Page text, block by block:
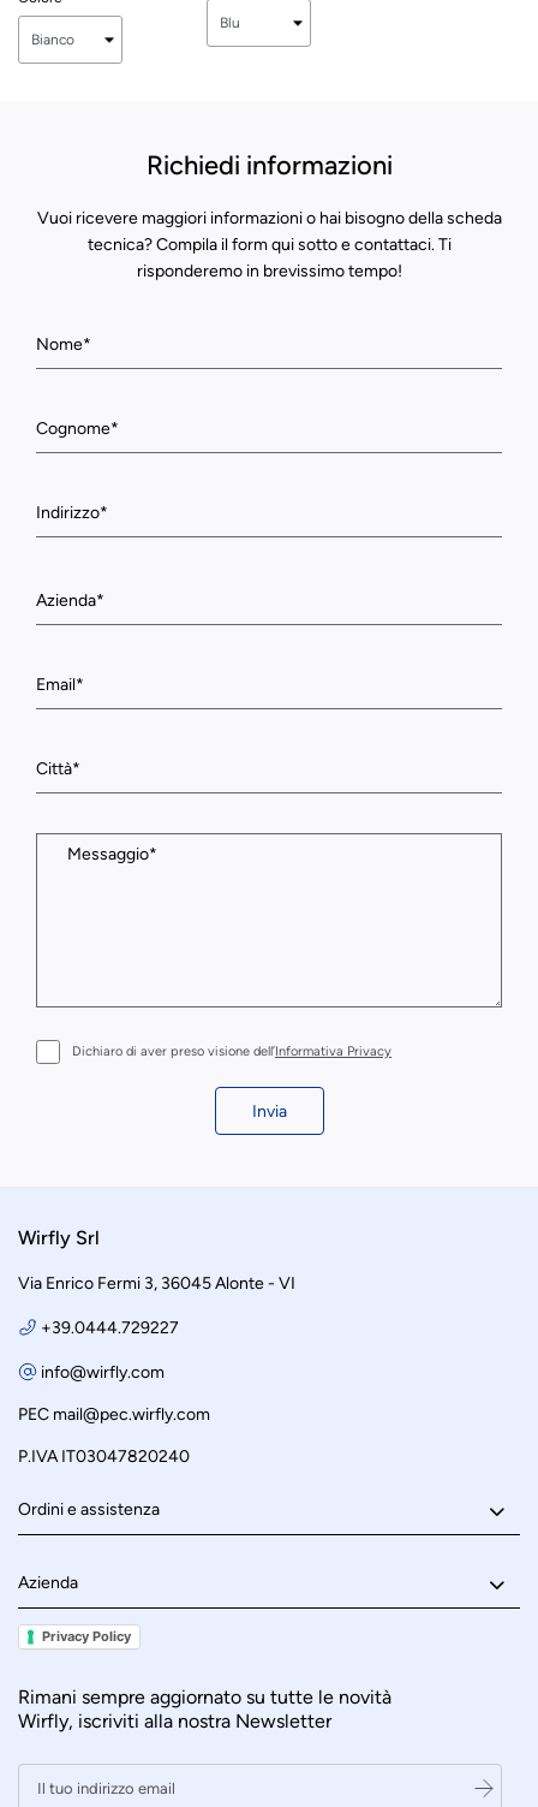
Richiedi informazioni
Vuoi ricevere maggiori informazioni o hai bisogno della scheda
tecnica? Compila il form qui sotto e contattaci. Ti
risponderemo in brevissimo tempo!
Dichiaro di aver preso visione dell’Informativa Privacy
Invia
Wirfly Srl
Via Enrico Fermi 3, 36045 Alonte - VI
+39.0444.729227
info@wirfly.com
PEC mail@pec.wirfly.com
P.IVA IT03047820240
Ordini e assistenza
Azienda
Privacy Policy
Rimani sempre aggiornato su tutte le novità
Wirfly, iscriviti alla nostra Newsletter